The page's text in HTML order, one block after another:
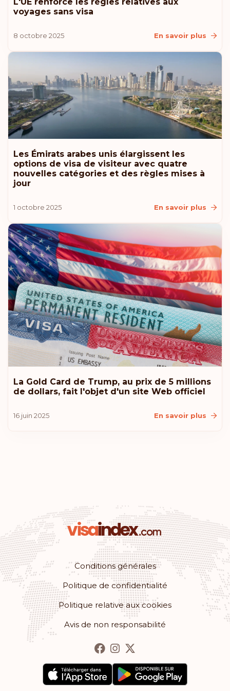
Slovénie
République tchèque
Classement: 9 Destinations:184
Nouvelle-Zélande
Malaisie
Liechtenstein
Lettonie
Estonie
Classement: 10 Destinations: 183
États-Unis d’Amérique
Lituanie
Roumanie
Classement: 13 Destinations:178
Bulgarie
Classement: 14 Destinations: 177
Hong Kong
Chypre
voyages sans visa
8 octobre 2025 En savoir plus
Les Émirats arabes unis élargissent les
options de visa de visiteur avec quatre
nouvelles catégories et des règles mises à
jour
1 octobre 2025 En savoir plus
La Gold Card de Trump, au prix de 5 millions
de dollars, fait l'objet d'un site Web officiel
16 juin 2025 En savoir plus
Conditions générales
Politique de confidentialité
Politique relative aux cookies
Avis de non responsabilité